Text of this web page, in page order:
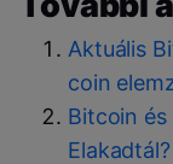
Aktuális
coin
Bitcoin